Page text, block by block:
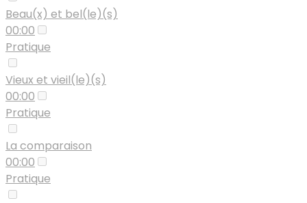
Beau(x) et bel(le)(s)
00:00
Pratique
Vieux et vieil(le)(s)
00:00
Pratique
La comparaison
00:00
Pratique